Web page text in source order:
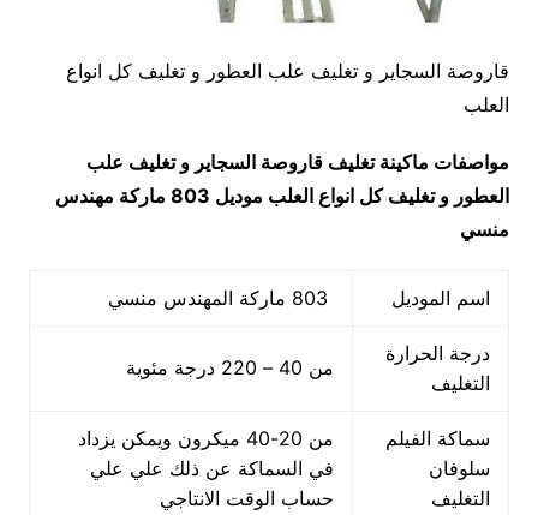
قاروصة السجاير و تغليف علب العطور و تغليف كل انواع
العلب
مواصفات ماكينةتغليف قاروصة السجاير و تغليف علب
العطور و تغليف كل انواع العلب
موديل 803 ماركة مهندس
منسي
اسم الموديل
درجة الحرارة
التغليف
من 40 – 220 درجة مئوية
سماكة الفيلم
سلوفان
التغليف
من 20-40 ميكرون ويمكن يزداد
في السماكة عن ذلك علي علي
حساب الوقت الانتاجي